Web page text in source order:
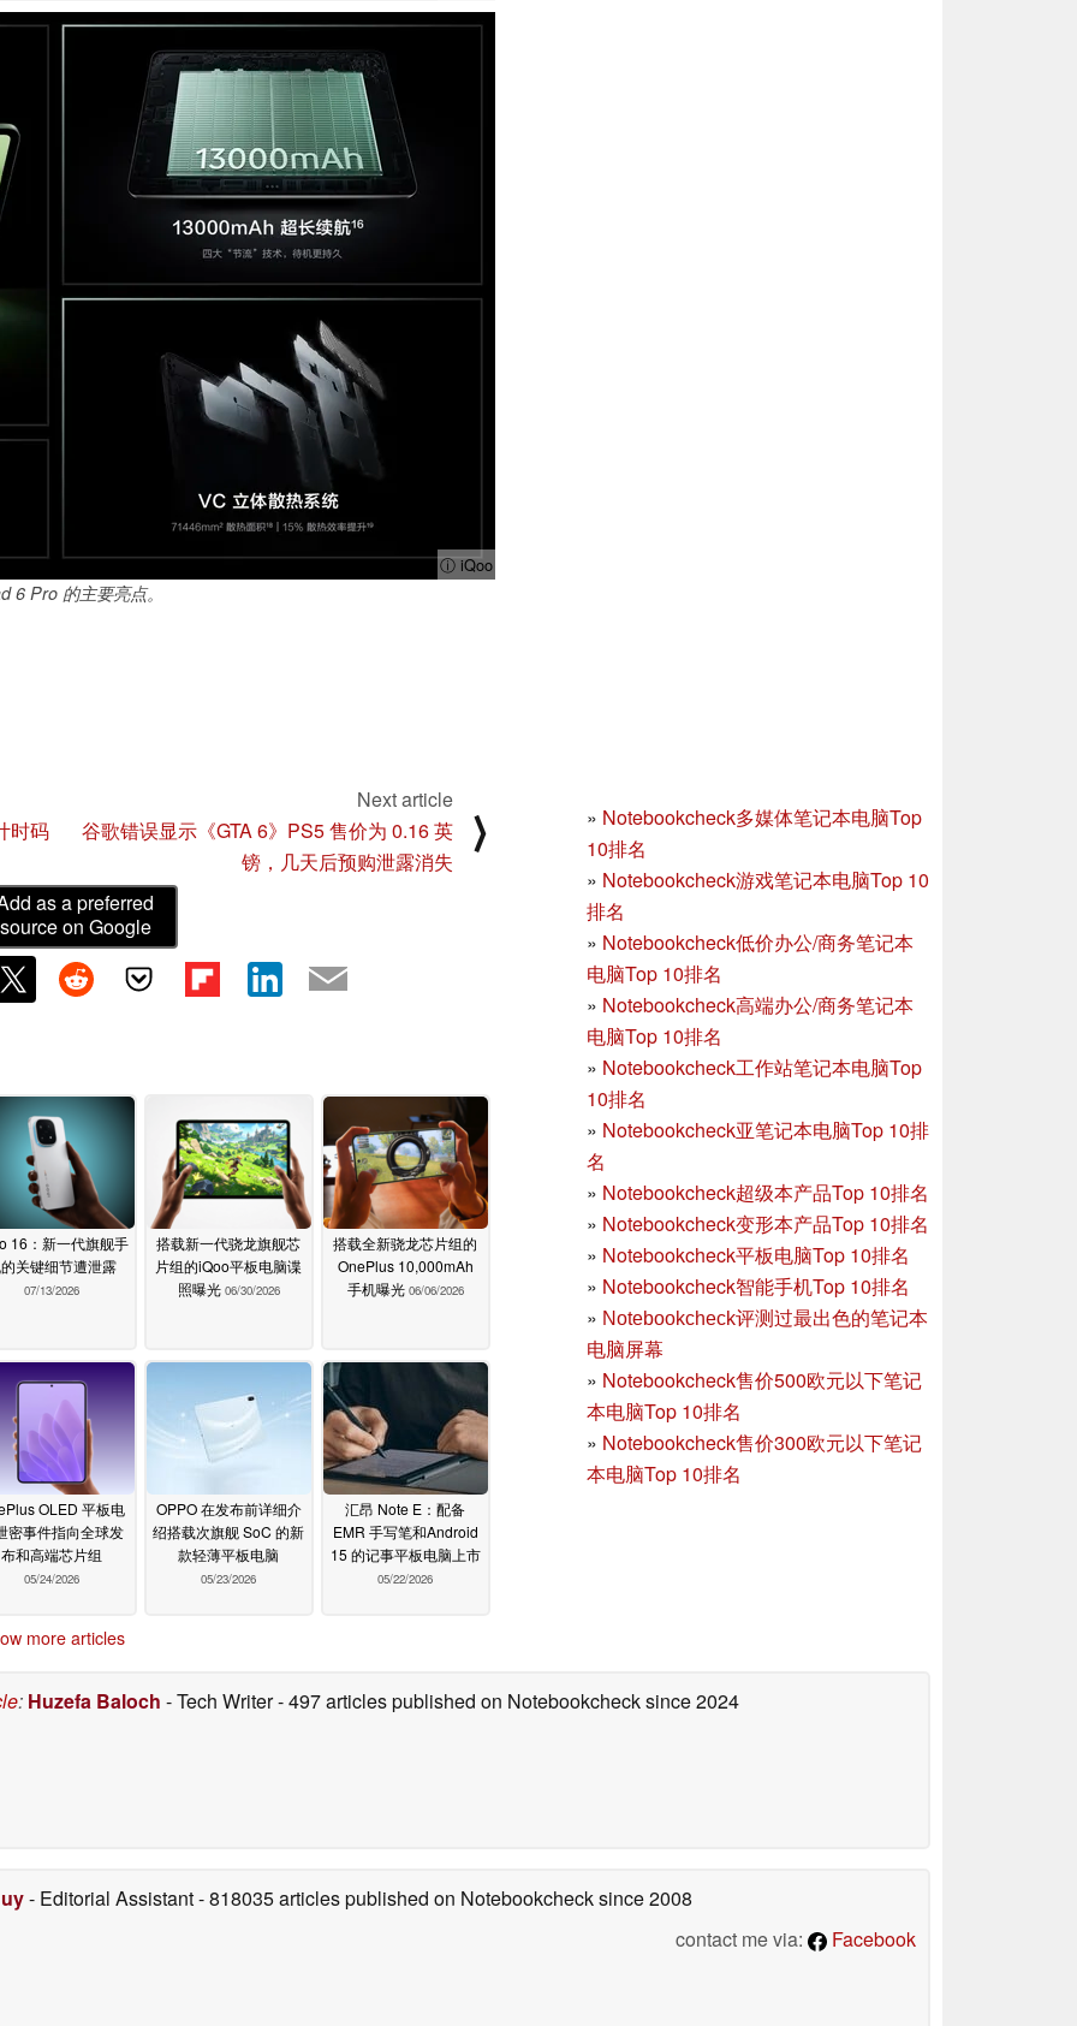
ⓘ iQoo
6 Pro 的主要亮点。
» Notebookcheck多媒体笔记本电脑Top
10排名
» Notebookcheck游戏笔记本电脑Top 10
排名
» Notebookcheck低价办公/商务笔记本
电脑Top 10排名
» Notebookcheck高端办公/商务笔记本
电脑Top 10排名
» Notebookcheck工作站笔记本电脑Top
10排名
» Notebookcheck亚笔记本电脑Top 10排
名
» Notebookcheck超级本产品Top 10排名
» Notebookcheck变形本产品Top 10排名
» Notebookcheck平板电脑Top 10排名
» Notebookcheck智能手机Top 10排名
» Notebookcheck评测过最出色的笔记本
电脑屏幕
» Notebookcheck售价500欧元以下笔记
本电脑Top 10排名
» Notebookcheck售价300欧元以下笔记
本电脑Top 10排名
时码
Next article
谷歌错误显示《GTA 6》PS5 售价为 0.16 英
镑，几天后预购泄露消失
⟩
as a preferred
source on Google
16：新一代旗舰手
关键细节遭泄露
07/13/2026
搭载新一代骁龙旗舰芯
片组的iQoo平板电脑谍
照曝光 06/30/2026
搭载全新骁龙芯片组的
OnePlus 10,000mAh
手机曝光 06/06/2026
OLED 平板电
密事件指向全球发
布和高端芯片组
05/24/2026
OPPO 在发布前详细介
绍搭载次旗舰 SoC 的新
款轻薄平板电脑
05/23/2026
汇昂 Note E：配备
EMR 手写笔和Android
15 的记事平板电脑上市
05/22/2026
more articles
: Huzefa Baloch - Tech Writer- 497 articles published on Notebookchecksince 2024
- Editorial Assistant- 818035 articles published on Notebookchecksince 2008
contact me via:
Facebook